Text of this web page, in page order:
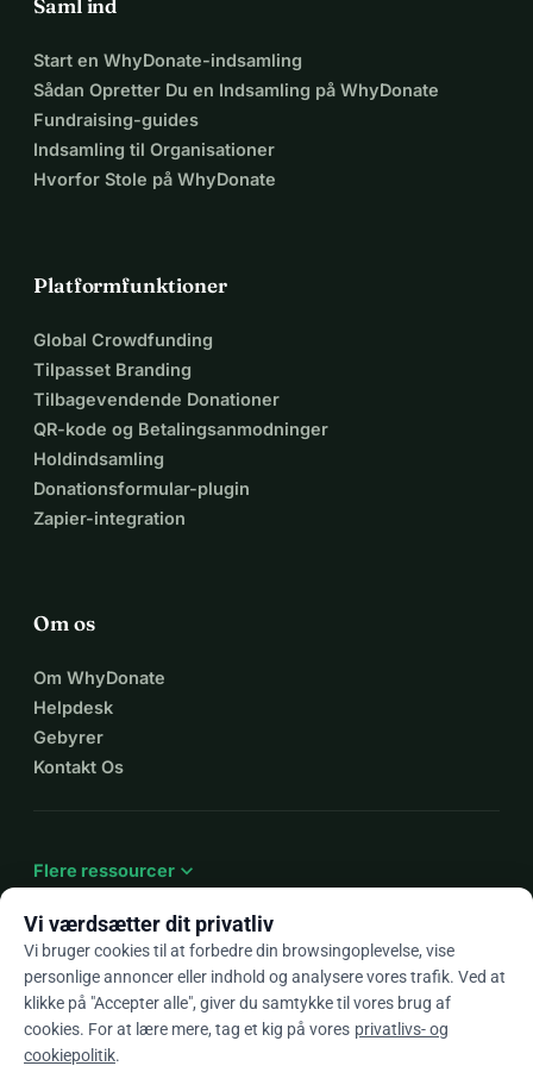
Saml ind
Start en WhyDonate-indsamling
Sådan Opretter Du en Indsamling på WhyDonate
Fundraising-guides
Indsamling til Organisationer
Hvorfor Stole på WhyDonate
Platformfunktioner
Global Crowdfunding
Tilpasset Branding
Tilbagevendende Donationer
QR-kode og Betalingsanmodninger
Holdindsamling
Donationsformular-plugin
Zapier-integration
Om os
Om WhyDonate
Helpdesk
Gebyrer
Kontakt Os
Flere ressourcer expand_more
Daarrow_drop_down
★★★★★4,9 / 5 baseret på 500+ anmeldelser
Vi værdsætter dit privatliv
Vi bruger cookies til at forbedre din browsingoplevelse, vise
personlige annoncer eller indhold og analysere vores trafik. Ved at
klikke på "Accepter alle", giver du samtykke til vores brug af
cookies. For at lære mere, tag et kig på vores privatlivs- og
cookiepolitik.